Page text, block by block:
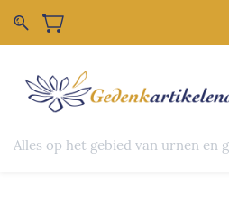
Alles op het gebied van urnen en